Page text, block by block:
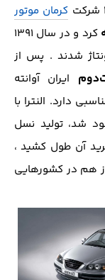
کرمان موتور
کرد و در سال ۱۳۹۱
شدند . پس از
ایران آوانته
دارد. النترا با
شد، تولید نسل
مدل هیبرید آن طول کشید ،
هم در کشور‌هایی